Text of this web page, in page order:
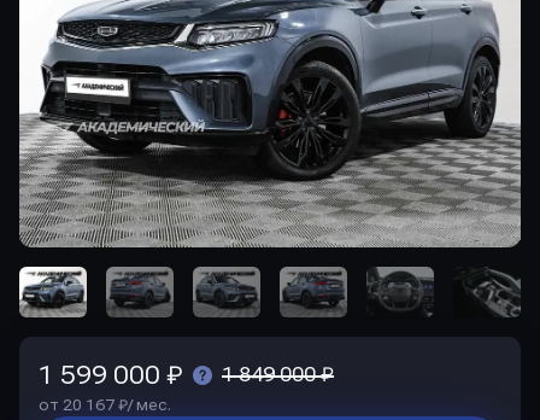
1 599 000 ₽ 1 849 000 ₽
от 20 167 ₽/ мес.